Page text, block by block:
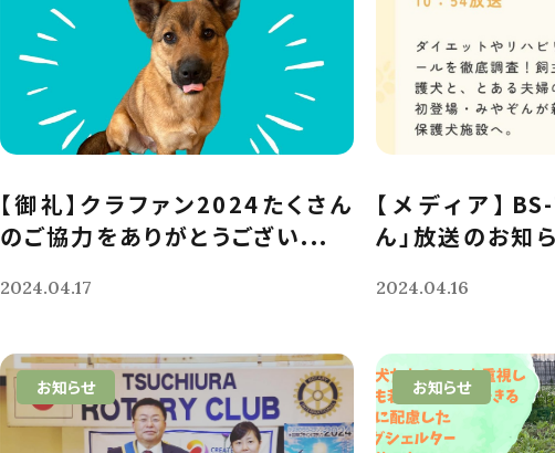
【御礼】クラファン2024たくさん
のご協力をありがとうござい...
2024.04.17
【メディア】
ん」放送のお知
2024.04.16
お知らせ お知らせ